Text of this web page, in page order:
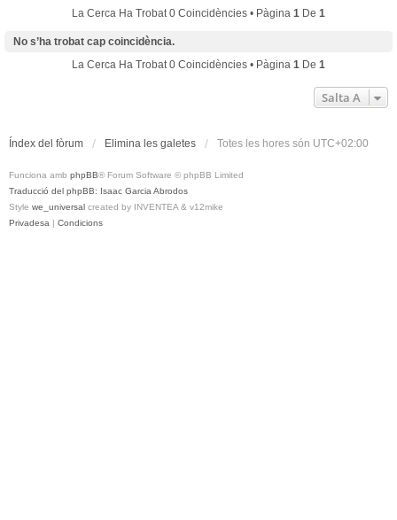
La Cerca Ha Trobat 0 Coincidències • Pàgina 1 De 1
No s’ha trobat cap coincidència.
La Cerca Ha Trobat 0 Coincidències • Pàgina 1 De 1
Salta A
Índex del fòrum Elimina les galetes Totes les hores són UTC+02:00
Funciona amb phpBB® Forum Software © phpBB Limited
Traducció del phpBB: Isaac Garcia Abrodos
Style we_universal created by INVENTEA & v12mike
Privadesa | Condicions